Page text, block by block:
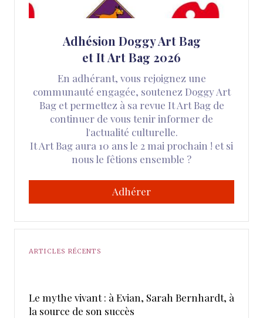
Adhésion Doggy Art Bag
et It Art Bag 2026
En adhérant, vous rejoignez une
communauté engagée, soutenez Doggy Art
Bag et permettez à sa revue It Art Bag de
continuer de vous tenir informer de
l'actualité culturelle.
It Art Bag aura 10 ans le 2 mai prochain ! et si
nous le fêtions ensemble ?
Adhérer
ARTICLES RÉCENTS
Le mythe vivant : à Evian, Sarah Bernhardt, à
la source de son succès